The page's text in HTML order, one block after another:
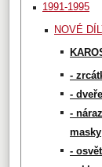
1991-1995
NOVÉ
-
- dveře
-
masky
-